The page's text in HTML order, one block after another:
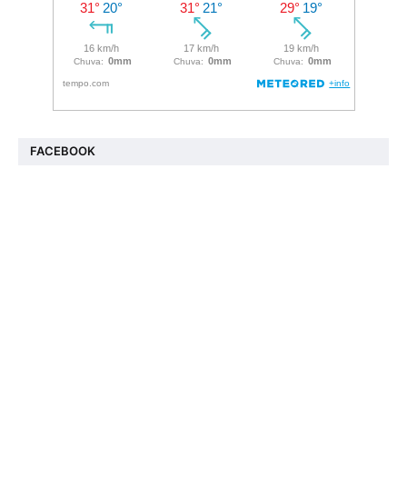
FACEBOOK